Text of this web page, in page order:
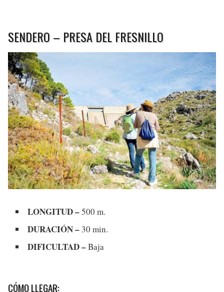
SENDERO – PRESA DEL FRESNILLO
LONGITUD –500 m.
DURACIÓN – 30 min.
DIFICULTAD –Baja
CÓMO LLEGAR: